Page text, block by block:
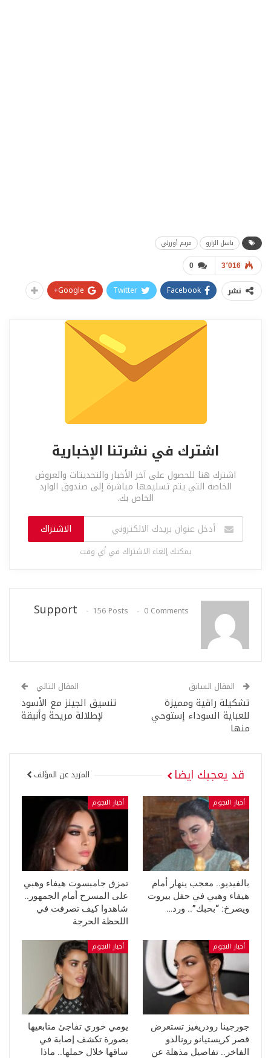
باسل الزارو مريم أوزرلي
0 3٬016
نشر Facebook
Twitter
Google+
اشترك في نشرتنا الإخبارية
اشترك هنا للحصول على آخر الأخبار والتحديثات والعروض
الخاصة التي يتم تسليمها مباشرة إلى صندوق الوارد
الخاص بك.
الاشتراك
يمكنك إلغاء الاشتراك في أي وقت
Support 156 Posts 0 Comments
المقال السابق
تشكيلة راقية ومميزة
للعباية السوداء إستوحي
منها
المقال التالي
تنسيق الجينز مع الأسود
لإطلالة مريحة وأنيقة
قد يعجبك ايضا المزيد عن المؤلف
أخبار النجوم
بالفيديو.. معجب ينهار أمام
هيفاء وهبي في حفل بيروت
ويصرخ: “بحبك”.. ورد…
أخبار النجوم
تمزق جامبسوت هيفاء وهبي
على المسرح أمام الجمهور..
شاهدوا كيف تصرفت في
اللحظة الحرجة
أخبار النجوم
جورجينا رودريغيز تستعرض
قصر كريستيانو رونالدو
الفاخر.. تفاصيل مذهلة عن
أخبار النجوم
يومي خوري تفاجئ متابعيها
بصورة تكشف إصابة في
ساقها خلال حملها.. ماذا